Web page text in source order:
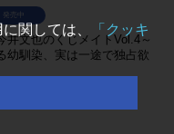
井文也のくじメイトVol.4～
幼馴染、実は一途で独占欲
発売中
関しては、
「クッキ